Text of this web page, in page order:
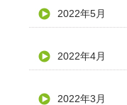
2022年5月
2022年4月
2022年3月